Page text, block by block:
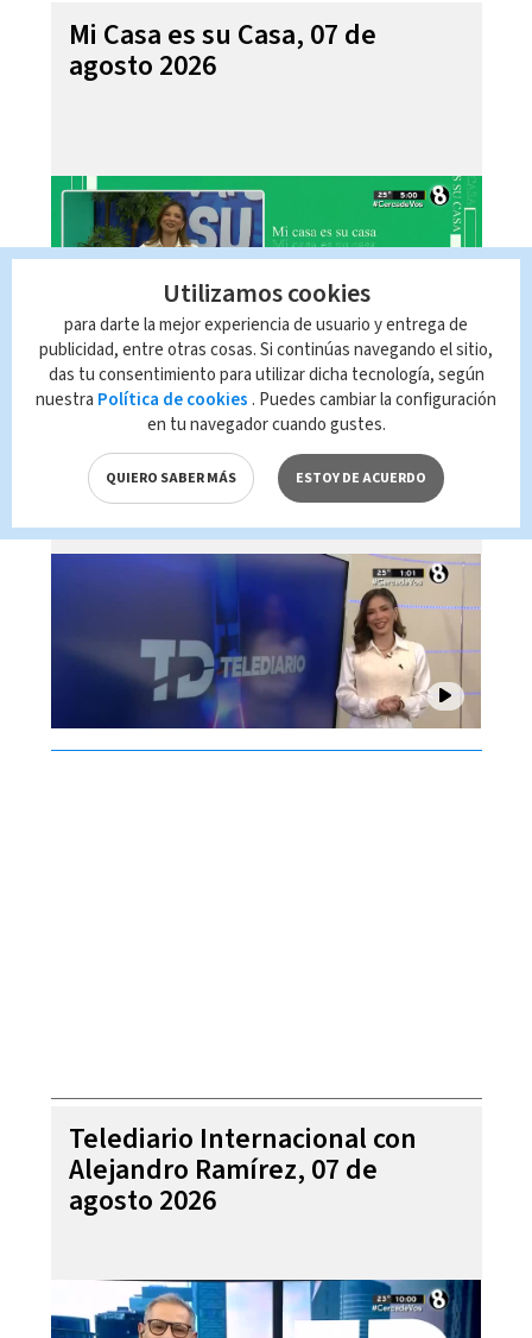
Mi Casa es su Casa, 07 de
agosto 2026
Telediario En Directo con Paula
Brenes, 07 de agosto 2026
Telediario Internacional con
Alejandro Ramírez, 07 de
agosto 2026
Utilizamos cookies
para darte la mejor experiencia de usuario y entrega de
publicidad, entre otras cosas. Si continúas navegando el sitio,
das tu consentimiento para utilizar dicha tecnología, según
nuestra Política de cookies . Puedes cambiar la configuración
en tu navegador cuando gustes.
QUIERO SABER MÁS ESTOY DE ACUERDO